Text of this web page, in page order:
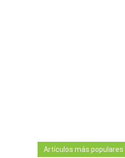
Artículos más populares